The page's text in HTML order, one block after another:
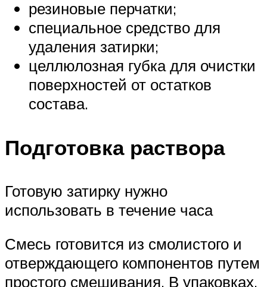
резиновые перчатки;
специальное средство для
удаления затирки;
целлюлозная губка для очистки
поверхностей от остатков
состава.
Подготовка раствора
Готовую затирку нужно
использовать в течение часа
Смесь готовится из смолистого и
отверждающего компонентов путем
простого смешивания. В упаковках,